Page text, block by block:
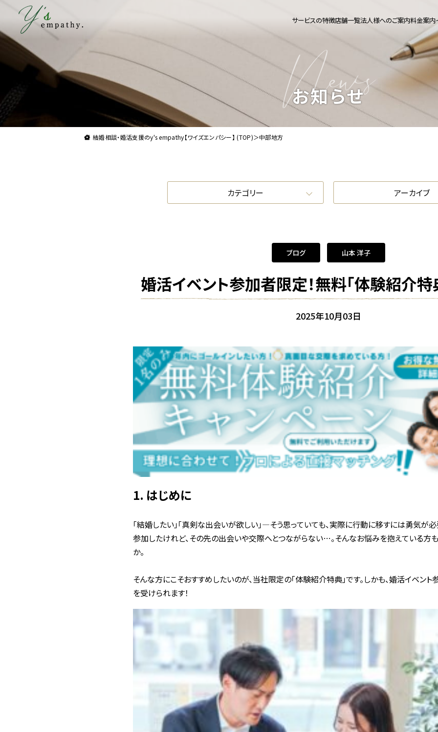
サービスの特徴店舗一覧法人様へのご案内料金案内
お知らせ
結婚相談・婚活支援のy's empathy【ワイズエンパシー】 (TOP)＞中部地方
カテゴリー
川村 なつき
アーカイブ
2023年9月
2023年8月
2023年4月
2022年7月
2022年5月
2022年4月
2022年3月
2022年2月
2021年12月
2021年11月
2021年10月
2021年9月
2021年5月
2021年4月
ブログ 山本 洋子
婚活イベント参加者限定！無料「体験紹介特
2025年10月03日
1. はじめに
「結婚したい」「真剣な出会いが欲しい」―そう思っていても、実際に行動に移すには勇気が
参加したけれど、その先の出会いや交際へとつながらない…。そんなお悩みを抱えている方
か。
そんな方にこそおすすめしたいのが、当社限定の「体験紹介特典」です。しかも、婚活イベン
を受けられます！